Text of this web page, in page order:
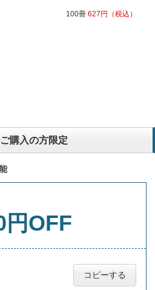
100冊 627 円 （税込）
購入の方限定
円OFF
コピーする